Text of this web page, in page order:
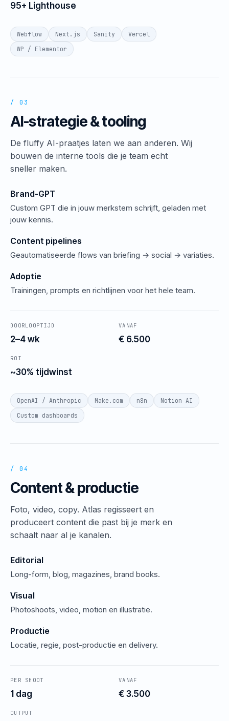
95+ Lighthouse
Webflow Next.js Sanity
Vercel
WP / Elementor
/ 03
AI-strategie & tooling
De fluffy AI-praatjes laten we aan anderen. Wij
bouwen de interne tools die je team echt
sneller maken.
Brand-GPT
Custom GPT die in jouw merkstem schrijft, geladen met
jouw kennis.
Content pipelines
Geautomatiseerde flows van briefing → social → variaties.
Adoptie
Trainingen, prompts en richtlijnen voor het hele team.
DOORLOOPTIJD
2–4 wk
VANAF
€ 6.500
ROI
~30% tijdwinst
OpenAI / Anthropic Make.com n8n
Notion AI
Custom dashboards
/ 04
Content & productie
Foto, video, copy. Atlas regisseert en
produceert content die past bij je merk en
schaalt naar al je kanalen.
Editorial
Long-form, blog, magazines, brand books.
Visual
Photoshoots, video, motion en illustratie.
Productie
Locatie, regie, post-productie en delivery.
PER SHOOT
1 dag
VANAF
€ 3.500
OUTPUT